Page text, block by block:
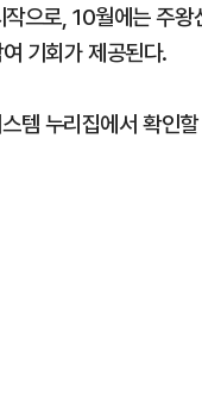
으로, 10월에는 주
기회가 제공된다.
템 누리집에서 확인